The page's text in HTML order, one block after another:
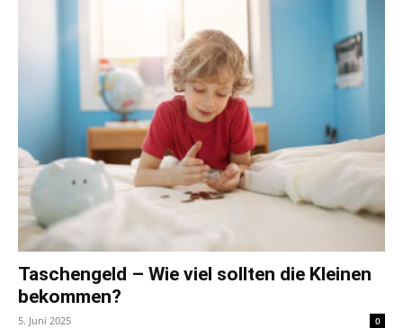
Taschengeld – Wie viel sollten die Kleinen
bekommen?
5. Juni 2025 0